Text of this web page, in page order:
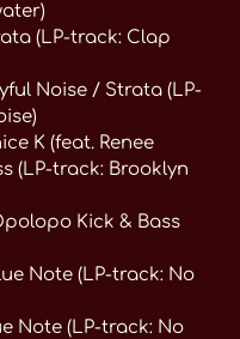
(LP-track: Clap
Noise / Strata (LP-
K (feat. Renee
(LP-track: Brooklyn
Kick & Bass
Note (LP-track: No
Note (LP-track: No